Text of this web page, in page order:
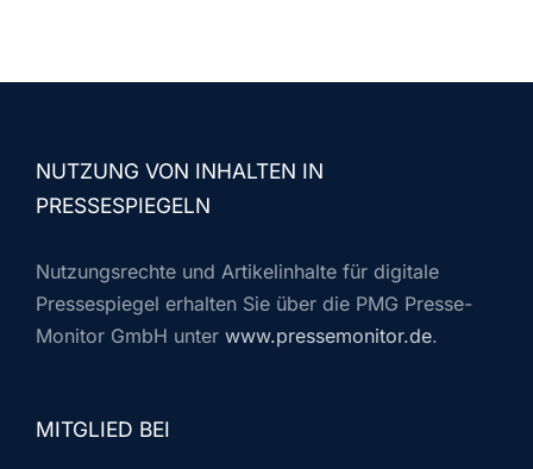
NUTZUNG VON INHALTEN IN
PRESSESPIEGELN
Nutzungsrechte und Artikelinhalte für digitale
Pressespiegel erhalten Sie über die PMG Presse-
Monitor GmbH unter www.pressemonitor.de.
MITGLIED BEI